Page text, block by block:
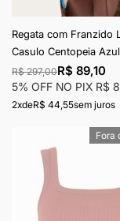
Regata com Franzido
Casulo Centopeia Azul
R$ 297,00R$ 89,10
5% OFF NO PIX R$
2xdeR$ 44,55sem juros
Fora